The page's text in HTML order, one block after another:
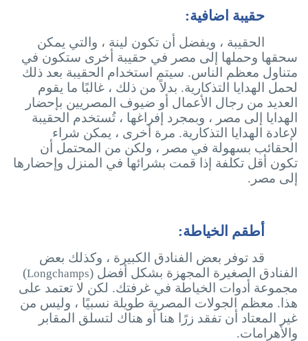
حقيبة اضافية:
الحقيبة ، ويفضل أن تكون لينة ، والتي يمكن
سحقها وحملها إلى مصر في حقيبة أخرى ستكون في
متناول معظم الناس. سيتم استخدام الحقيبة بعد ذلك
لحمل الهدايا التذكارية. بدلاً من ذلك ، غالبًا ما يقوم
العديد من رجال الأعمال أو ضيوف المصريين بإحضار
الهدايا إلى مصر ، وبمجرد إفراغها ، تُستخدم الحقيبة
لإعادة الهدايا التذكارية. مرة أخرى ، يمكن شراء
الحقائب بسهولة في مصر ، ولكن من المحتمل أن
تكون أقل تكلفة إذا قمت بشرائها في المنزل وإحضارها
إلى مصر.
أطقم الخياطة:
قد توفر بعض الفنادق الكبيرة ، وكذلك بعض
الفنادق الصغيرة المجهزة بشكل أفضل (Longchamps
)
مجموعة أدوات الخياطة في غرفتك. لكن لا تعتمد على
هذا. معظم الجولات المصرية طويلة نسبيًا ، وليس من
غير المعتاد أن تفقد زرًا هنا أو هناك لتسلق المقابر
والأهرامات.